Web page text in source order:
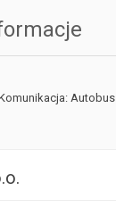
Autobus